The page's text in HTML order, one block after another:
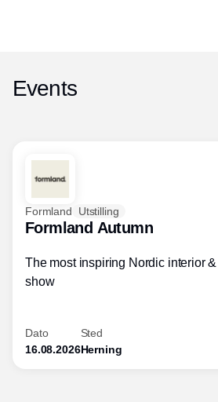
Events
Formland Utstilling
Formland Autumn
The most inspiring Nordic interior
show
Dato
16.08.2026
Sted
Herning